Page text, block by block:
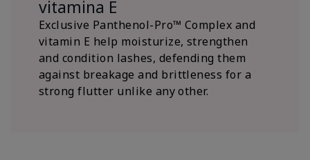
vitamina E
Exclusive Panthenol-Pro™ Complex and
vitamin E help moisturize, strengthen
and condition lashes, defending them
against breakage and brittleness for a
strong flutter unlike any other.